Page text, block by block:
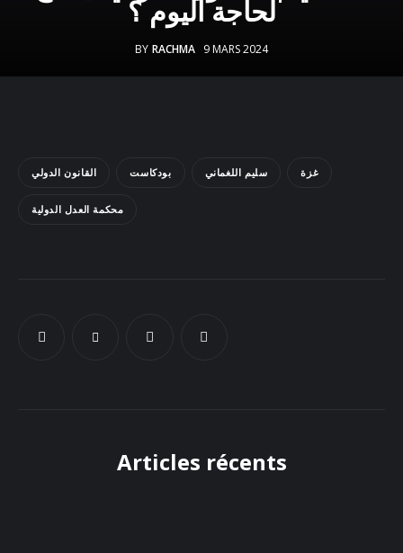
لحاجة اليوم ؟
BY RACHMA 9 MARS 2024
القانون الدولي بودكاست سليم اللغماني غزة
محكمة العدل الدولية
Articles récents